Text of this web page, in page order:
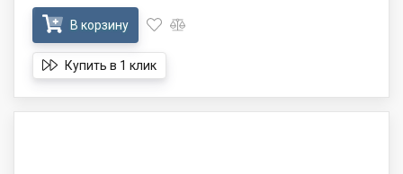
В корзину
Купить в 1 клик